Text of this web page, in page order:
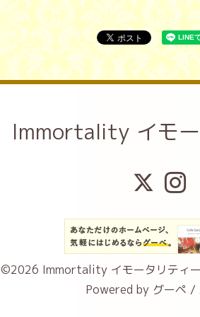
Immortality イモ
©2026 Immortality イモータリティー
Powered by グーペ /